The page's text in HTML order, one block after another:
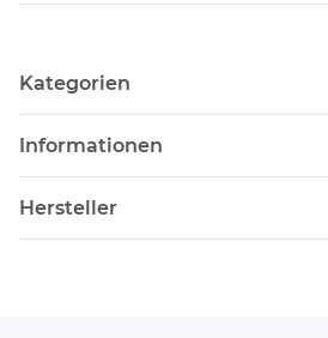
Kategorien
Informationen
Hersteller